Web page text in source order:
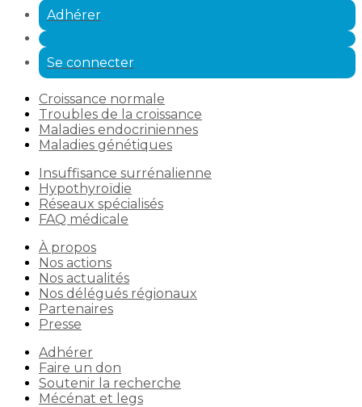
Adhérer
Se connecter
Croissance normale
Troubles de la croissance
Maladies endocriniennes
Maladies génétiques
Insuffisance surrénalienne
Hypothyroïdie
Réseaux spécialisés
FAQ médicale
À propos
Nos actions
Nos actualités
Nos délégués régionaux
Partenaires
Presse
Adhérer
Faire un don
Soutenir la recherche
Mécénat et legs